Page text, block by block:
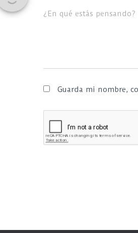
¿En qué estás pensando?
Guarda mi nombre,